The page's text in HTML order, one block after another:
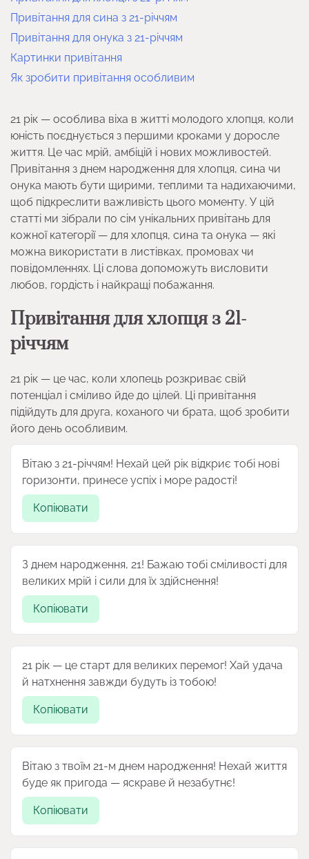
Привітання для сина з 21-річчям
Привітання для онука з 21-річчям
Картинки привітання
Як зробити привітання особливим
21 рік — особлива віха в житті молодого хлопця, коли
юність поєднується з першими кроками у доросле
життя. Це час мрій, амбіцій і нових можливостей.
Привітання з днем народження для хлопця, сина чи
онука мають бути щирими, теплими та надихаючими,
щоб підкреслити важливість цього моменту. У цій
статті ми зібрали по сім унікальних привітань для
кожної категорії — для хлопця, сина та онука — які
можна використати в листівках, промовах чи
повідомленнях. Ці слова допоможуть висловити
любов, гордість і найкращі побажання.
Привітання для хлопця з 21-
річчям
21 рік — це час, коли хлопець розкриває свій
потенціал і сміливо йде до цілей. Ці привітання
підійдуть для друга, коханого чи брата, щоб зробити
його день особливим.
Вітаю з 21-річчям! Нехай цей рік відкриє тобі нові
горизонти, принесе успіх і море радості!
Копіювати
З днем народження, 21! Бажаю тобі сміливості для
великих мрій і сили для їх здійснення!
Копіювати
21 рік — це старт для великих перемог! Хай удача
й натхнення завжди будуть із тобою!
Копіювати
Вітаю з твоїм 21-м днем народження! Нехай життя
буде як пригода — яскраве й незабутнє!
Копіювати